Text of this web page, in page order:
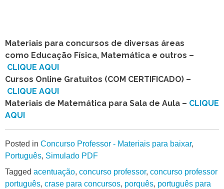
Materiais para concursos de diversas áreas
como Educação Física, Matemática e outros –
CLIQUE AQUI
Cursos Online Gratuitos (COM CERTIFICADO) –
CLIQUE AQUI
Materiais de Matemática para Sala de Aula – CLIQUE
AQUI
Posted in Concurso Professor - Materiais para baixar,
Português, Simulado PDF
Tagged acentuação, concurso professor, concurso professor
português, crase para concursos, porquês, português para